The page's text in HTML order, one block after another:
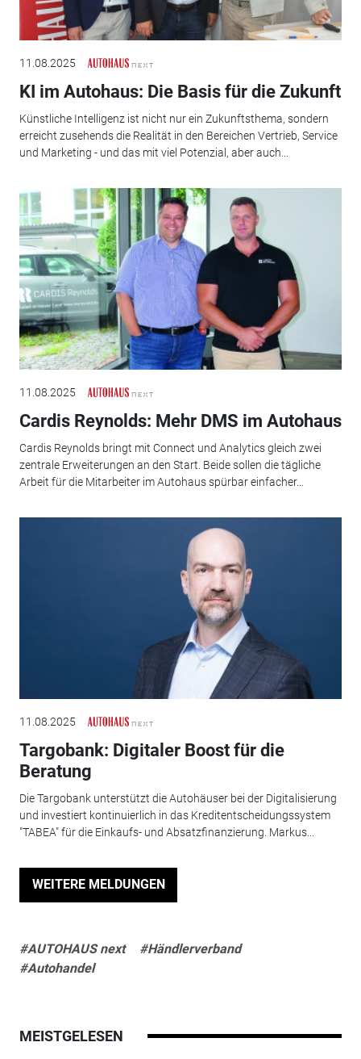
11.08.2025
KI im Autohaus: Die Basis für die Zukunft
Künstliche Intelligenz ist nicht nur ein Zukunftsthema, sondern
erreicht zusehends die Realität in den Bereichen Vertrieb, Service
und Marketing - und das mit viel Potenzial, aber auch...
11.08.2025
Cardis Reynolds: Mehr DMS im Autohaus
Cardis Reynolds bringt mit Connect und Analytics gleich zwei
zentrale Erweiterungen an den Start. Beide sollen die tägliche
Arbeit für die Mitarbeiter im Autohaus spürbar einfacher...
11.08.2025
Targobank: Digitaler Boost für die
Beratung
Die Targobank unterstützt die Autohäuser bei der Digitalisierung
und investiert kontinuierlich in das Kreditentscheidungssystem
"TABEA" für die Einkaufs- und Absatzfinanzierung. Markus...
WEITERE MELDUNGEN
#AUTOHAUS next
#Händlerverband
#Autohandel
MEISTGELESEN